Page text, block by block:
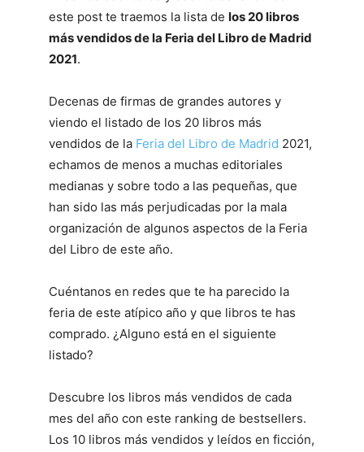
este post te traemos la lista de los 20 libros
más vendidos de la Feria del Libro de Madrid
2021.
Decenas de firmas de grandes autores y
viendo el listado de los 20 libros más
vendidos de la Feria del Libro de Madrid 2021,
echamos de menos a muchas editoriales
medianas y sobre todo a las pequeñas, que
han sido las más perjudicadas por la mala
organización de algunos aspectos de la Feria
del Libro de este año.
Cuéntanos en redes que te ha parecido la
feria de este atípico año y que libros te has
comprado. ¿Alguno está en el siguiente
listado?
Descubre los libros más vendidos de cada
mes del año con este ranking de bestsellers.
Los 10 libros más vendidos y leídos en ficción,